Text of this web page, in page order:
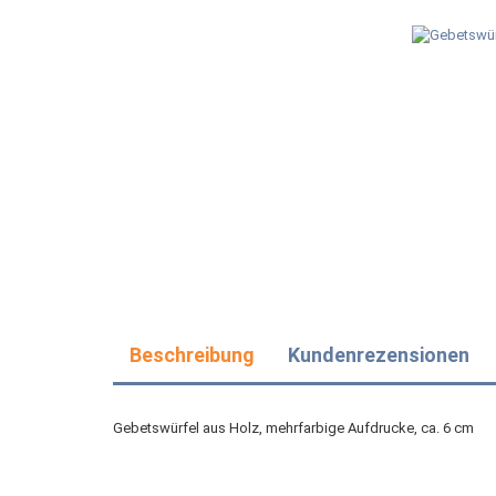
Beschreibung Kundenrezensionen
Gebetswürfel aus Holz, mehrfarbige Aufdrucke, ca. 6 cm